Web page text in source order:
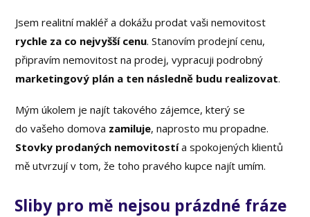
Jsem realitní makléř a dokážu prodat vaši nemovitost
rychle za co nejvyšší cenu. Stanovím prodejní cenu,
připravím nemovitost na prodej, vypracuji podrobný
marketingový plán a ten následně budu realizovat.
Mým úkolem je najít takového zájemce, který se
do vašeho domova zamiluje, naprosto mu propadne.
Stovky prodaných nemovitostía spokojených klientů
mě utvrzují v tom, že toho pravého kupce najít umím.
Sliby pro mě nejsou prázdné fráze